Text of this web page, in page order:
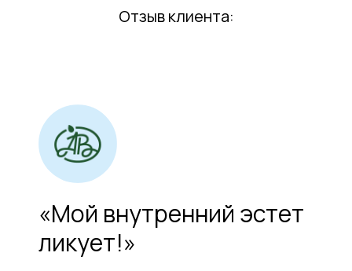
Отзыв клиента:
«Мой внутренний эстет
ликует!»